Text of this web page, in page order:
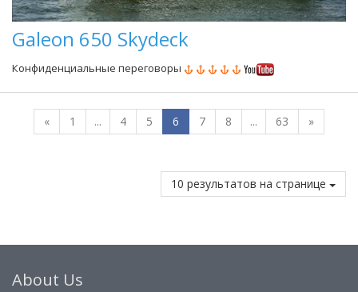
Galeon 650 Skydeck
Конфиденциальные переговоры
« 1 ... 4 5 6 7 8 ... 63 »
10 результатов на странице
About Us